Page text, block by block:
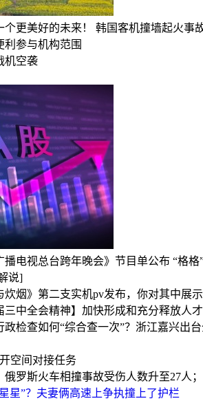
更美好的未来！
韩国客机撞墙起火事
利参与机构范围
机空袭
电视总台跨年晚会》节目单公布 “格格
说]
炊烟》第二支实机pv发布，你对其中展
三中全会精神】加快形成和充分释放人
政检查如何“综合查一次”？浙江嘉兴出
空间对接任务
俄罗斯火车相撞事故受伤人数升至27人
星”？夫妻俩高速上争执撞上了护栏